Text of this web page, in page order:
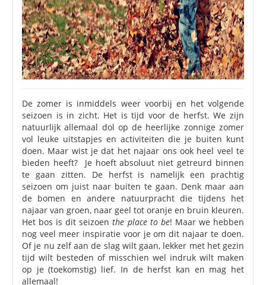
De zomer is inmiddels weer voorbij en het volgende
seizoen is in zicht. Het is tijd voor de herfst. We zijn
natuurlijk allemaal dol op de heerlijke zonnige zomer
vol leuke uitstapjes en activiteiten die je buiten kunt
doen. Maar wist je dat het najaar ons ook heel veel te
bieden heeft? Je hoeft absoluut niet getreurd binnen
te gaan zitten. De herfst is namelijk een prachtig
seizoen om juist naar buiten te gaan. Denk maar aan
de bomen en andere natuurpracht die tijdens het
najaar van groen, naar geel tot oranje en bruin kleuren.
Het bos is dit seizoenthe place to be! Maar we hebben
nog veel meer inspiratie voor je om dit najaar te doen.
Of je nu zelf aan de slag wilt gaan, lekker met het gezin
tijd wilt besteden of misschien wel indruk wilt maken
op je (toekomstig) lief. In de herfst kan en mag het
allemaal!